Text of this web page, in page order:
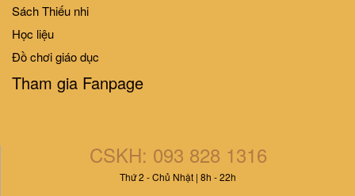
-10%
Xin chào thế giới - Hello World
LÀ AI (9 QUYỂN)
81.000₫
Sách Thiếu nhi
Học liệu
Đồ chơi giáo dục
Tham gia Fanpage
CSKH: 093 828 1316
Thứ 2 - Chủ Nhật | 8h - 22h